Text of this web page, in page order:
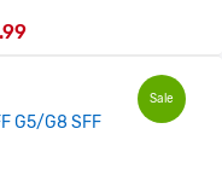
Sale
G5/G8 SFF